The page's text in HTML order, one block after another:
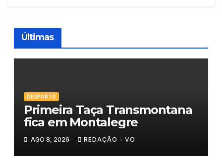
Últimas
DESPORTO
Primeira Taça Transmontana
fica em Montalegre
AGO 8, 2026 REDAÇÃO - VO